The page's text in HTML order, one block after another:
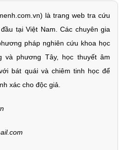
là trang web tra cứu
tại Việt Nam. Các chuyên gia
pháp nghiên cứu khoa học
phương Tây, học thuyết âm
bát quái và chiêm tinh học để
xác cho độc giả.